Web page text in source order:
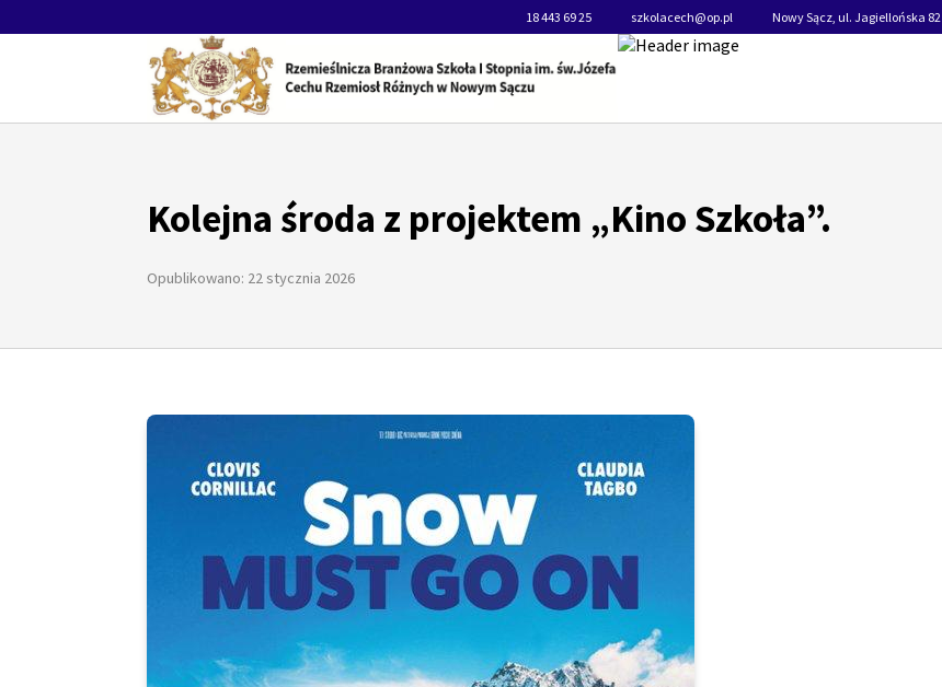
18 443 69 25 szkolacech@op.pl Nowy Sącz, ul. Jagiellońska 82
Kolejna środa z projektem „Kino Szkoła”.
Opublikowano: 22 stycznia 2026